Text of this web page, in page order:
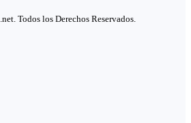
Todos los Derechos Reservados.